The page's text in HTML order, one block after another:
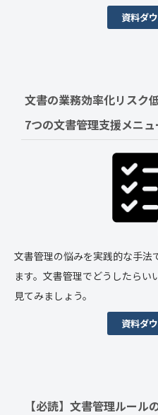
資料ダ
文書の業務効率化リスク
7つの文書管理支援メニュ
文書管理の悩みを実践的な手法
ます。文書管理でどうしたらい
見てみましょう。
資料ダ
【必読】文書管理ルール